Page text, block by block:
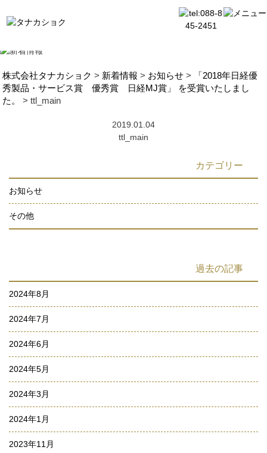
株式会社タナカショク > 新着情報 > お知らせ >
「2018年日経優
秀製品・サービス賞 優秀賞 日経MJ賞」 を受賞いたしまし
た。
>ttl_main
2019.01.04
ttl_main
カテゴリー
お知らせ
その他
過去の記事
2024年8月
2024年7月
2024年6月
2024年5月
2024年3月
2024年1月
2023年11月